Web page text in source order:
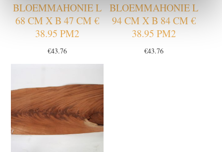
BLOEMMAHONIE L
68 CM X B 47 CM €
38.95 PM2
€43.76
BLOEMMAHONIE L
94 CM X B 84 CM €
38.95 PM2
€43.76